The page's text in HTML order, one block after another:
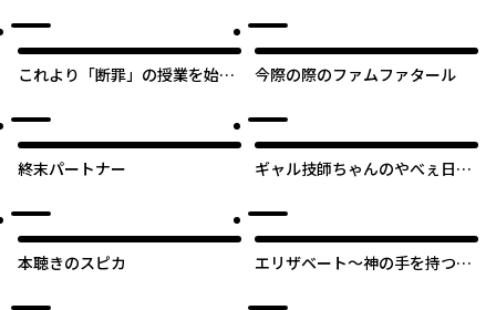
これより「断罪」の授業を始め
今際の際のファムファタール
終末パートナー
ギャル技師ちゃんのやべぇ日
お仕事
本聴きのスピカ
エリザベート～神の手を持つ王